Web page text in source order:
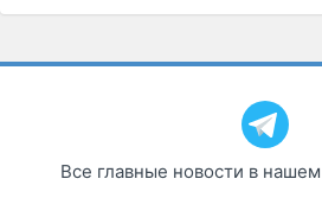
Все главные новости в